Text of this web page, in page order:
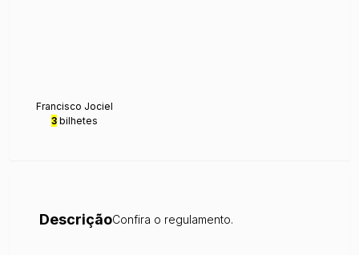
Francisco Jociel
3bilhetes
DescriçãoConfira o regulamento.